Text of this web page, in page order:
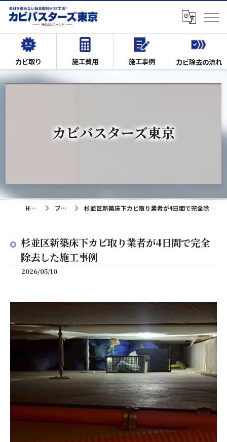
カビ取り 施工費用 施工事例 カビ除去の流れ
カビバスターズ東京
HOME ブログ 杉並区新築床下カビ取り業者が4日間で完全除去した施工事例
杉並区新築床下カビ取り業者が4日間で完全
除去した施工事例
2026/05/10